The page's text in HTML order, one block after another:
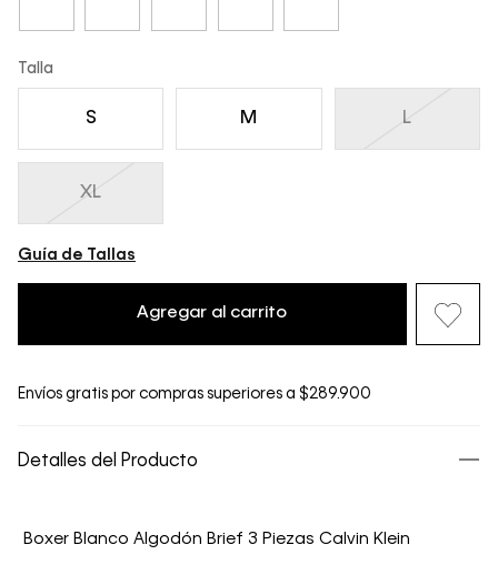
Talla
S M L
XL
Guía de Tallas
Agregar al carrito
Envíos gratis por compras superiores a $289.900
Detalles del Producto
Boxer Blanco Algodón Brief 3 Piezas Calvin Klein